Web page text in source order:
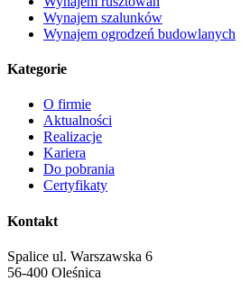
Wynajem szalunków
Wynajem ogrodzeń budowlanych
Kategorie
O firmie
Aktualności
Realizacje
Kariera
Do pobrania
Certyfikaty
Kontakt
Spalice ul. Warszawska 6
56-400 Oleśnica